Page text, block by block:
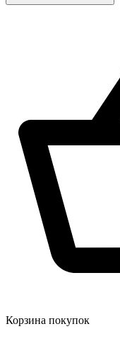
Корзина покупок